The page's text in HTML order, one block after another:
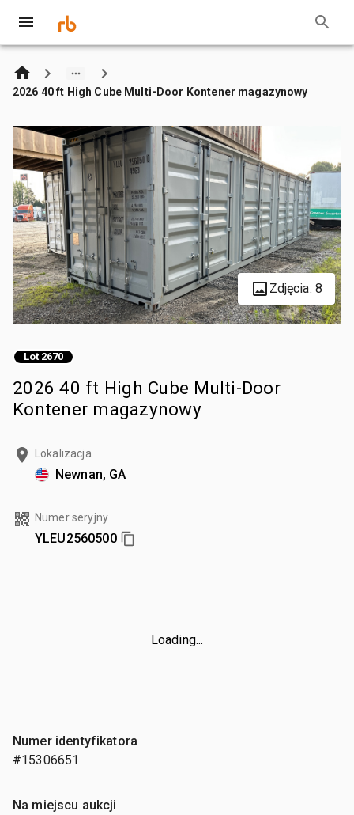
2026 40 ft High Cube Multi-Door Kontener magazynowy
Zdjęcia: 8
Lot 2670
2026 40 ft High Cube Multi-Door
Kontener magazynowy
Lokalizacja
Newnan, GA
Numer seryjny
YLEU2560500
Loading...
Numer identyfikatora
#15306651
Na miejscu aukcji